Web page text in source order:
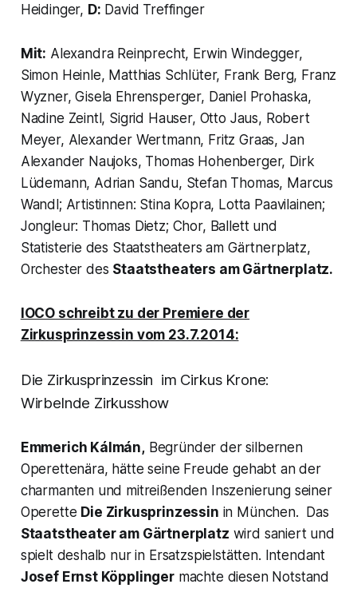
Heidinger, D: David Treffinger
Mit: Alexandra Reinprecht, Erwin Windegger,
Simon Heinle, Matthias Schlüter, Frank Berg, Franz
Wyzner, Gisela Ehrensperger, Daniel Prohaska,
Nadine Zeintl, Sigrid Hauser, Otto Jaus, Robert
Meyer, Alexander Wertmann, Fritz Graas, Jan
Alexander Naujoks, Thomas Hohenberger, Dirk
Lüdemann, Adrian Sandu, Stefan Thomas, Marcus
Wandl; Artistinnen: Stina Kopra, Lotta Paavilainen;
Jongleur: Thomas Dietz; Chor, Ballett und
Statisterie des Staatstheaters am Gärtnerplatz,
Orchester des Staatstheaters am Gärtnerplatz.
IOCO schreibt zu der Premiere der
Zirkusprinzessin vom 23.7.2014:
Die Zirkusprinzessin im Cirkus Krone:
Wirbelnde Zirkusshow
Emmerich Kálmán,Begründer der silbernen
Operettenära, hätte seine Freude gehabt an der
charmanten und mitreißenden Inszenierung seiner
Operette Die Zirkusprinzessin in München. Das
Staatstheater am Gärtnerplatz wird saniert und
spielt deshalb nur in Ersatzspielstätten. Intendant
Josef Ernst Köpplingermachte diesen Notstand